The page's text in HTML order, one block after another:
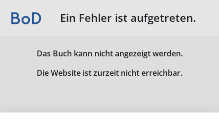
Ein Fehler ist aufgetreten.
Das Buch kann nicht angezeigt werden.
Die Website ist zurzeit nicht erreichbar.